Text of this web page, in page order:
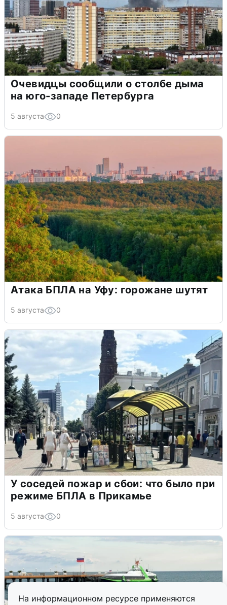
На информационном ресурсе применяются
Очевидцы сообщили о столбе дыма
на юго-западе Петербурга
5 августа 0
Атака БПЛА на Уфу: горожане шутят
5 августа 0
У соседей пожар и сбои: что было при
режиме БПЛА в Прикамье
5 августа 0